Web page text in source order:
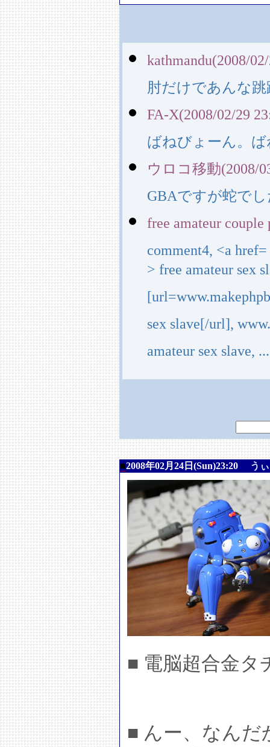
kathmandu(2008/
肘だけであんな
FA-X(2008/02/29
ばねびょーん。
ウロコ移動(2008/
GBAですが蛇で
free amateur couple
comment4, <a
> free amateur sex
sex slave[/url],
amateur sex slave, ...
■2008年02月24日(Sun)23:20 う
■ 電脳超合金タ
■ んー、なんだ